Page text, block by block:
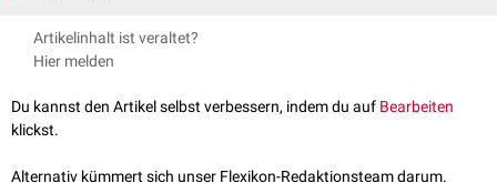
hintere Wangenspeicheldrüse aufgrund ihrer Sekretproduktion zu den
mukösen Drüen gezählt.
Salomon, Franz-Viktor, Hans Geyer, and Uwe Gille, eds. Anatomie für
die Tiermedizin. Enke, 2008.
Artikelinhalt ist veraltet?
Hier melden
Du kannst den Artikel selbst verbessern, indem du auf Bearbeiten
klickst.
Alternativ kümmert sich unser Flexikon-Redaktionsteam darum.